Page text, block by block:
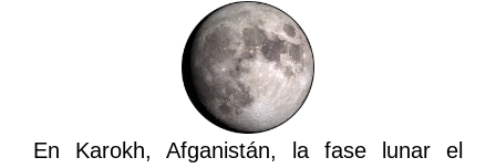
En Karokh, Afganistán, la fase lunar el